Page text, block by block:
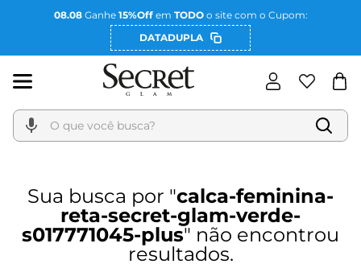
08.08Ganhe 15%Offem TODOo site com o Cupom:
DATADUPLA
O que você busca?
calca-feminina-
reta-secret-glam-verde-
s017771045-plus